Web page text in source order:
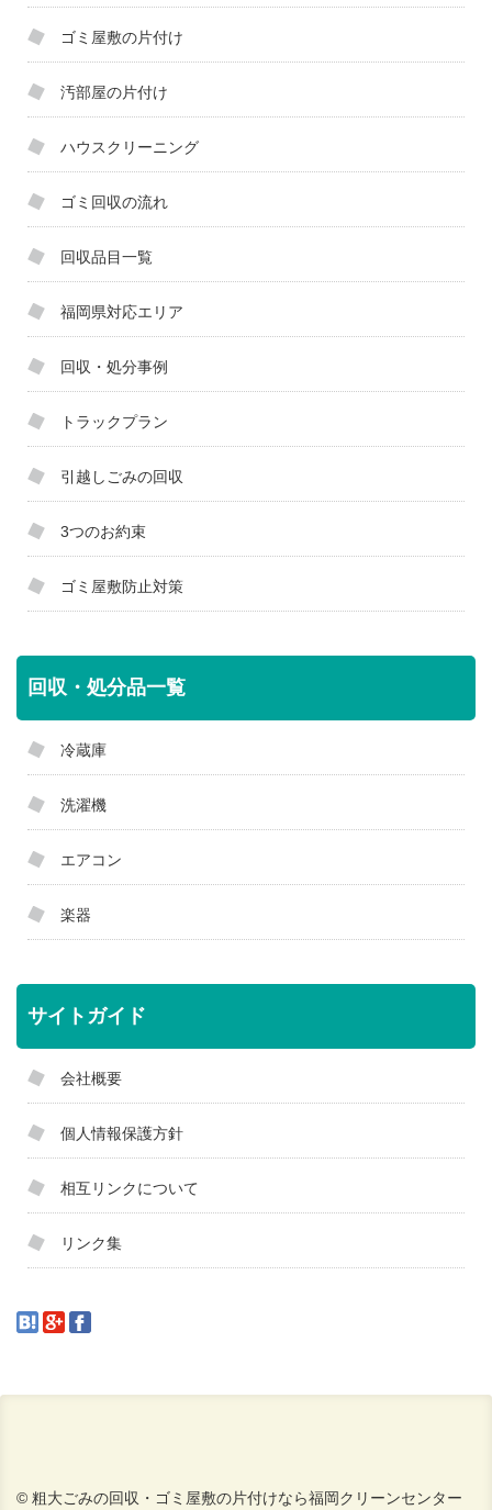
ゴミ屋敷の片付け
汚部屋の片付け
ハウスクリーニング
ゴミ回収の流れ
回収品目一覧
福岡県対応エリア
回収・処分事例
トラックプラン
引越しごみの回収
3つのお約束
ゴミ屋敷防止対策
回収・処分品一覧
冷蔵庫
洗濯機
エアコン
楽器
サイトガイド
会社概要
個人情報保護方針
相互リンクについて
リンク集
© 粗大ごみの回収・ゴミ屋敷の片付けなら福岡クリーンセンター